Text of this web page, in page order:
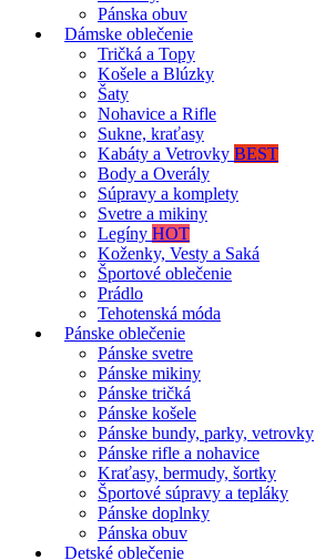
Pánska obuv
Dámske oblečenie
Tričká a Topy
Košele a Blúzky
Šaty
Nohavice a Rifle
Sukne, kraťasy
Kabáty a Vetrovky BEST
Body a Overály
Súpravy a komplety
Svetre a mikiny
Legíny HOT
Koženky, Vesty a Saká
Športové oblečenie
Prádlo
Tehotenská móda
Pánske oblečenie
Pánske svetre
Pánske mikiny
Pánske tričká
Pánske košele
Pánske bundy, parky, vetrovky
Pánske rifle a nohavice
Kraťasy, bermudy, šortky
Športové súpravy a tepláky
Pánske doplnky
Pánska obuv
Detské oblečenie